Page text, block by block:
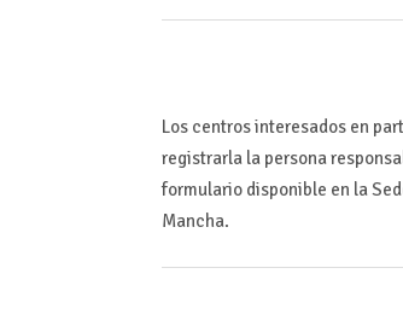
Los centros interesados en
registrarla la persona
formulario disponible en la
Mancha.